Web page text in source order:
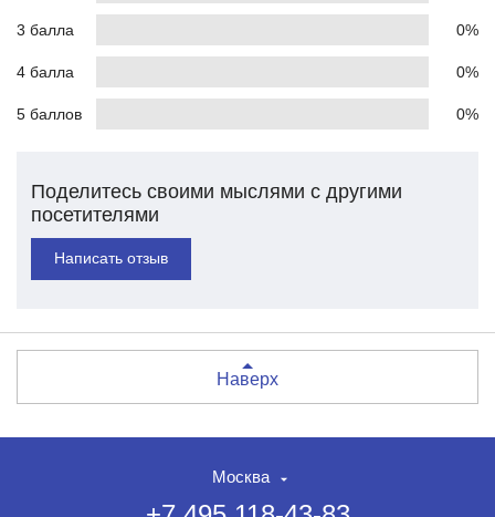
3 балла 0%
4 балла 0%
5 баллов 0%
Поделитесь своими мыслями с другими
посетителями
Написать отзыв
Наверх
Москва